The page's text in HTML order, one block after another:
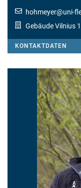
hohmeyer@uni-
Gebäude Vilnius 1
KONTAKTDATEN